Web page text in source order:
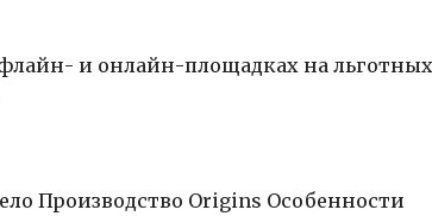
и онлайн-площадках на льготных
Производство Origins Особенности